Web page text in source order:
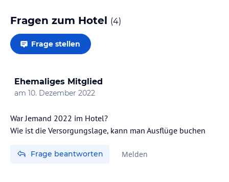
Fragen zum Hotel (4)
Frage stellen
Ehemaliges Mitglied
am 10. Dezember 2022
War Jemand 2022 im Hotel?
Wie ist die Versorgungslage, kann man Ausflüge buchen
Frage beantworten Melden